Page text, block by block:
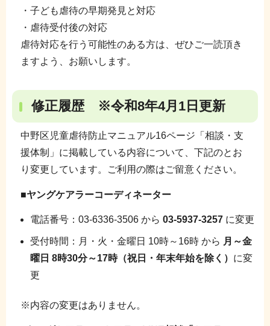
・子ども虐待の早期発見と対応
・虐待受付後の対応
虐待対応を行う可能性のある方は、ぜひご一読頂き
ますよう、お願いします。
修正履歴 ※令和8年4月1日更新
中野区児童虐待防止マニュアル16ページ「相談・支
援体制」に掲載している内容について、下記のとお
り変更しています。ご利用の際はご留意ください。
■ヤングケアラーコーディネーター
電話番号：03-6336-3506 から 03-5937-3257 に変更
受付時間：月・火・金曜日 10時～16時 から 月～金
曜日 8時30分～17時（祝日・年末年始を除く） に変
更
※内容の変更はありません。